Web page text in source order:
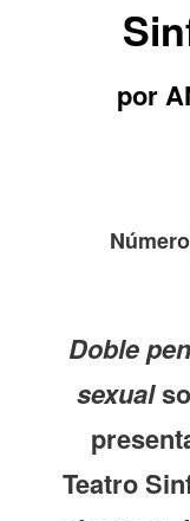
por
Número
Doble
sexual
Teatro